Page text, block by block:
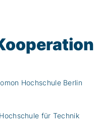
Hochschule Berlin
für Technik